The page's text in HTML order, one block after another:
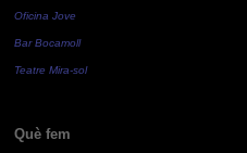
Oficina Jove
Bar Bocamoll
Teatre Mira-sol
Què fem